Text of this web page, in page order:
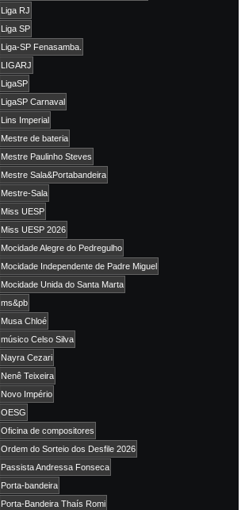
Liga RJ
Liga SP
Liga-SP Fenasamba.
LIGARJ
LigaSP
LigaSP Carnaval
Lins Imperial
Mestre de bateria
Mestre Paulinho Steves
Mestre Sala&Portabandeira
Mestre-Sala
Miss UESP
Miss UESP 2026
Mocidade Alegre do Pedregulho
Mocidade Independente de Padre Miguel
Mocidade Unida do Santa Marta
ms&pb
Musa Chloé
músico Celso Silva
Nayra Cezari
Nenê Teixeira
Novo Império
OESG
Oficina de compositores
Ordem do Sorteio dos Desfile 2026
Passista Andressa Fonseca
Porta-bandeira
Porta-Bandeira Thaís Romi